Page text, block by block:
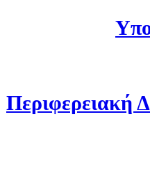
Περιφερειακή